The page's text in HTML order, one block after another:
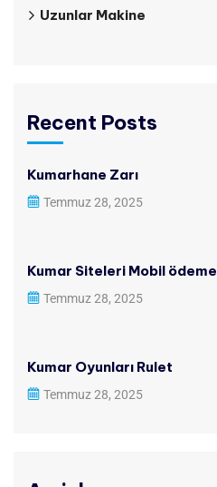
Uzunlar Makine
Recent Posts
Kumarhane Zarı
Temmuz 28, 2025
Kumar Siteleri Mobil ödeme
Temmuz 28, 2025
Kumar Oyunları Rulet
Temmuz 28, 2025